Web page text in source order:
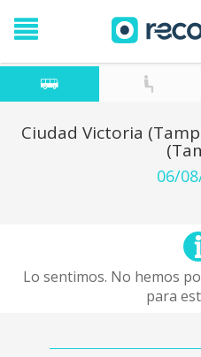
Ciudad Victoria
06/
Lo sentimos. No hemos
para